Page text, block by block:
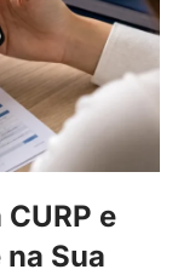
e
Sua